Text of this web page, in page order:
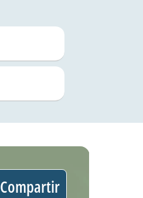
Compartir